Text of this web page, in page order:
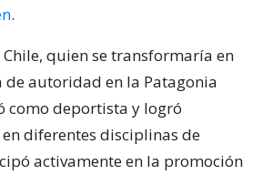
.
quien se transformaría en
autoridad en la Patagonia
como deportista y logró
diferentes disciplinas de
activamente en la promoción